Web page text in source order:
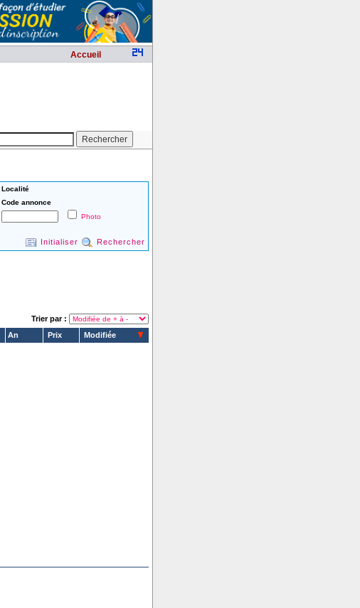
Accueil
Localité
Code annonce
Photo
Initialiser Rechercher
Trier par :
An Prix Modifiée